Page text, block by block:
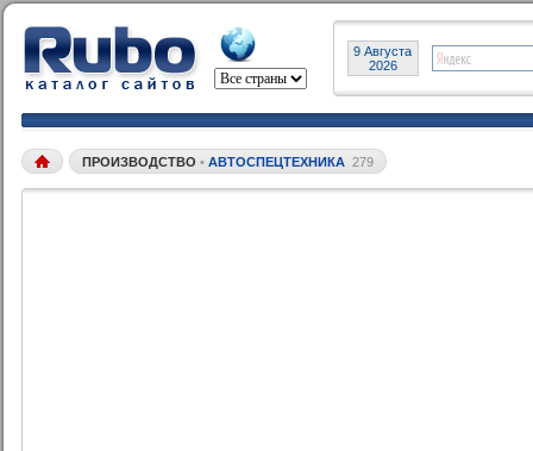
9 Августа
2026
ПРОИЗВОДСТВО • АВТОСПЕЦТЕХНИКА 279